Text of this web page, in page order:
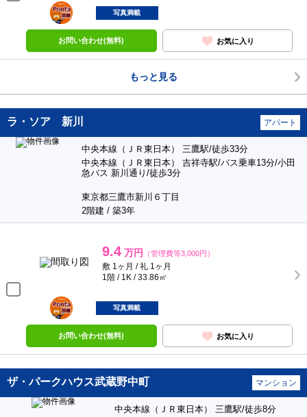
ポンタ
部屋
写真満載
お問い合わせ(無料) お気に入り
もっと見る
ラ・ソア 新川 アパート
中央本線（ＪＲ東日本） 三鷹駅/徒歩33分
中央本線（ＪＲ東日本） 吉祥寺駅/バス乗車13分/小田
急バス 新川通り/徒歩3分
東京都三鷹市新川６丁目
2階建 / 築3年
9.4 万円 （管理費等3,000円）
敷 1ヶ月 / 礼 1ヶ月
1階 / 1K / 33.86㎡
ポンタ
部屋
写真満載
お問い合わせ(無料) お気に入り
ザ・パークハウス武蔵野中町 マンション
中央本線（ＪＲ東日本） 三鷹駅/徒歩8分